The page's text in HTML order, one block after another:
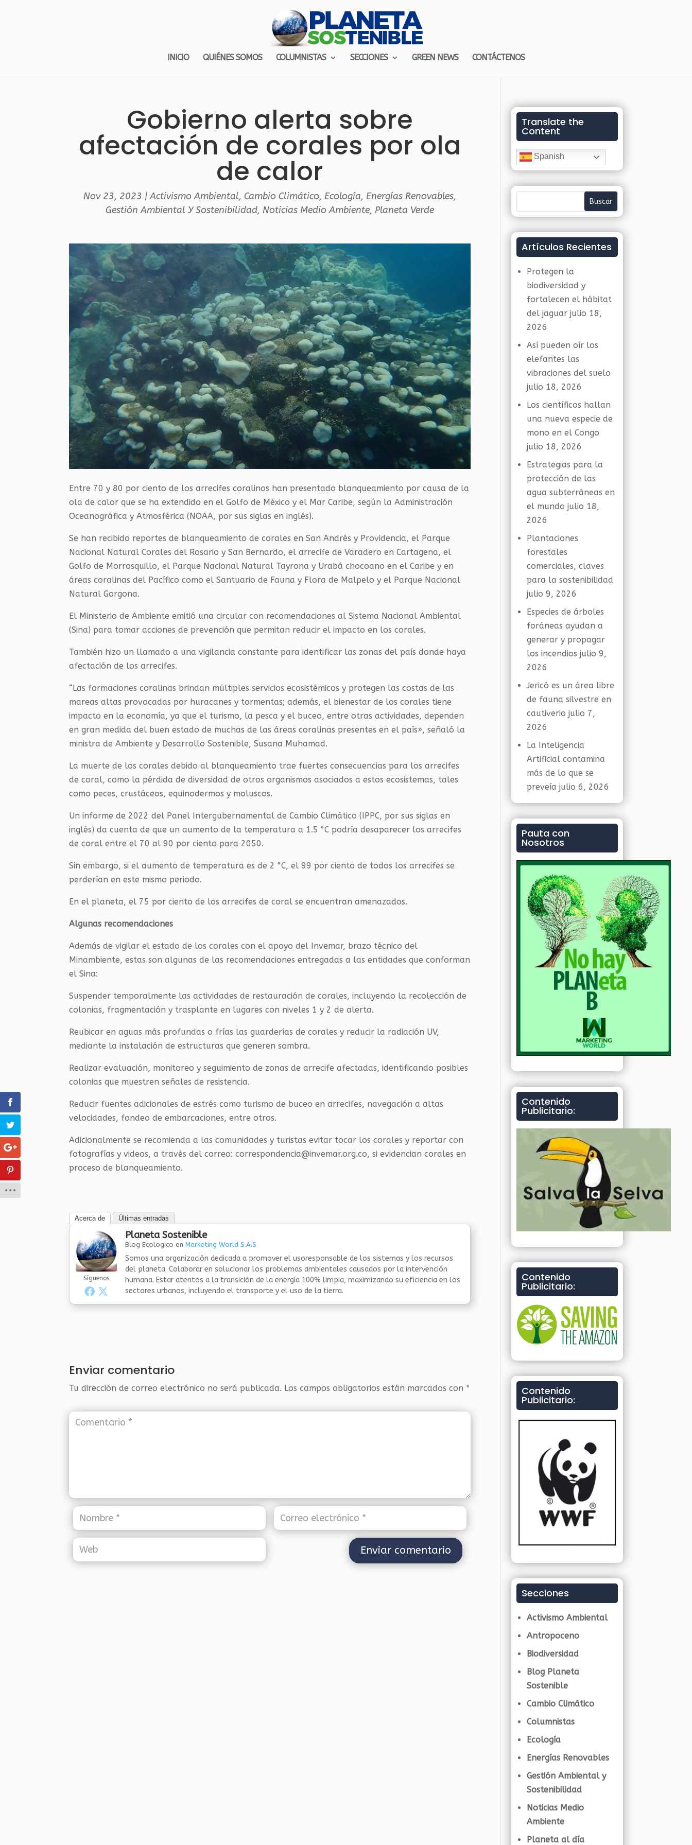
INICIO QUIÉNES SOMOS COLUMNISTAS SECCIONES GREEN NEWS CONTÁCTENOS
Gobierno alerta sobre
afectación de corales por ola
de calor
Nov 23, 2023 |Activismo Ambiental, Cambio Climático,Ecología,Energías Renovables,
Gestión Ambiental Y Sostenibilidad,Noticias Medio Ambiente,Planeta Verde
Entre 70 y 80 por ciento de los arrecifes coralinos han presentado blanqueamiento por causa de la
ola de calor que se ha extendido en el Golfo de México y el Mar Caribe, según la Administración
Oceanográfica y Atmosférica (NOAA, por sus siglas en inglés).
Se han recibido reportes de blanqueamiento de corales en San Andrés y Providencia, el Parque
Nacional Natural Corales del Rosario y San Bernardo, el arrecife de Varadero en Cartagena, el
Golfo de Morrosquillo, el Parque Nacional Natural Tayrona y Urabá chocoano en el Caribe y en
áreas coralinas del Pacífico como el Santuario de Fauna y Flora de Malpelo y el Parque Nacional
Natural Gorgona.
El Ministerio de Ambiente emitió una circular con recomendaciones al Sistema Nacional Ambiental
(Sina) para tomar acciones de prevención que permitan reducir el impacto en los corales.
También hizo un llamado a una vigilancia constante para identificar las zonas del país donde haya
afectación de los arrecifes.
“Las formaciones coralinas brindan múltiples servicios ecosistémicos y protegen las costas de las
mareas altas provocadas por huracanes y tormentas; además, el bienestar de los corales tiene
impacto en la economía, ya que el turismo, la pesca y el buceo, entre otras actividades, dependen
en gran medida del buen estado de muchas de las áreas coralinas presentes en el país», señaló la
ministra de Ambiente y Desarrollo Sostenible, Susana Muhamad.
La muerte de los corales debido al blanqueamiento trae fuertes consecuencias para los arrecifes
de coral, como la pérdida de diversidad de otros organismos asociados a estos ecosistemas, tales
como peces, crustáceos, equinodermos y moluscos.
Un informe de 2022 del Panel Intergubernamental de Cambio Climático (IPPC, por sus siglas en
inglés) da cuenta de que un aumento de la temperatura a 1.5 °C podría desaparecer los arrecifes
de coral entre el 70 al 90 por ciento para 2050.
Sin embargo, si el aumento de temperatura es de 2 °C, el 99 por ciento de todos los arrecifes se
perderían en este mismo periodo.
En el planeta, el 75 por ciento de los arrecifes de coral se encuentran amenazados.
Algu​nas recomendaciones
​Además de vigilar el estado de los corales con el apoyo del Invemar, brazo técnico del
Minambiente, estas son algunas de las recomendaciones entregadas a las entidades que conforman
el Sina:
Suspender temporalmente las actividades de restauración de corales, incluyendo la recolección de
colonias, fragmentación y trasplante en lugares con niveles 1 y 2 de alerta.
Reubicar en aguas más profundas o frías las guarderías de corales y reducir la radiación UV,
mediante la instalación de estructuras que generen sombra.
Realizar evaluación, monitoreo y seguimiento de zonas de arrecife afectadas, identificando posibles
colonias que muestren señales de resistencia.
Reducir fuentes adicionales de estrés como turismo de buceo en arrecifes, navegación a altas
velocidades, fondeo de embarcaciones, entre otros.
Adicionalmente se recomienda a las comunidades y turistas evitar tocar los corales y reportar con
fotografías y videos, a través del correo: correspondencia@invemar.org.co, si evidencian corales en
proceso de blanqueamiento.
Acerca de Últimas entradas
Síguenos
Planeta Sostenible
Blog Ecologico enMarketing World S.A.S
Somos una organización dedicada a promover el usoresponsable de los sistemas y los recursos
del planeta. Colaborar en solucionar los problemas ambientales causados por la intervención
humana. Estar atentos a la transición de la energía 100% limpia, maximizando su eficiencia en los
sectores urbanos, incluyendo el transporte y el uso de la tierra.
Enviar comentario
Tu dirección de correo electrónico no será publicada. Los campos obligatorios están marcados con *
Translate the
Content
Spanish
Artículos Recientes
Protegen la
biodiversidad y
fortalecen el hábitat
del jaguar julio 18,
2026
Así pueden oír los
elefantes las
vibraciones del suelo
julio 18, 2026
Los científicos hallan
una nueva especie de
mono en el Congo
julio 18, 2026
Estrategias para la
protección de las
agua subterráneas en
el mundo julio 18,
2026
Plantaciones
forestales
comerciales, claves
para la sostenibilidad
julio 9, 2026
Especies de árboles
foráneas ayudan a
generar y propagar
los incendios julio 9,
2026
Jericó es un área libre
de fauna silvestre en
cautiverio julio 7,
2026
La Inteligencia
Artificial contamina
más de lo que se
preveía julio 6, 2026
Pauta con
Nosotros
Contenido
Publicitario:
Contenido
Publicitario:
Contenido
Publicitario:
Secciones
Activismo Ambiental
Antropoceno
Biodiversidad
Blog Planeta
Sostenible
Cambio Climático
Columnistas
Ecología
Energías Renovables
Gestión Ambiental y
Sostenibilidad
Noticias Medio
Ambiente
Planeta al día